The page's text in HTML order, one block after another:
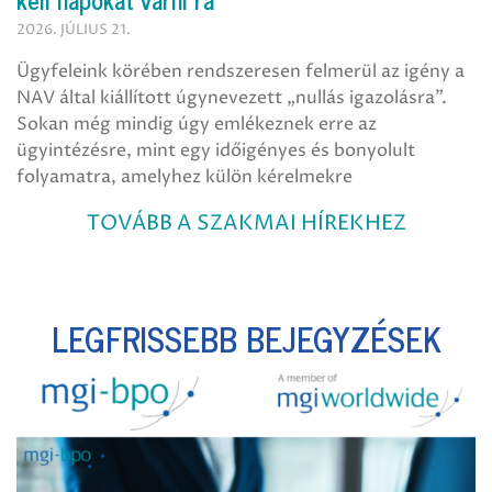
2026. JÚLIUS 21.
Ügyfeleink körében rendszeresen felmerül az igény a
NAV által kiállított úgynevezett „nullás igazolásra”.
Sokan még mindig úgy emlékeznek erre az
ügyintézésre, mint egy időigényes és bonyolult
folyamatra, amelyhez külön kérelmekre
TOVÁBB A SZAKMAI HÍREKHEZ
LEGFRISSEBB BEJEGYZÉSEK